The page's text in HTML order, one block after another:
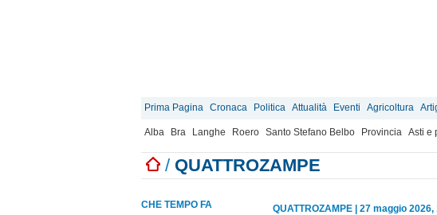
Prima Pagina Cronaca Politica Attualità Eventi Agricoltura
Alba Bra Langhe Roero Santo Stefano Belbo Provincia Asti e
/ QUATTROZAMPE
CHE TEMPO FA QUATTROZAMPE 27 maggio 2026,